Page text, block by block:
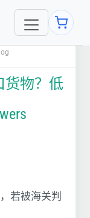
货物？低
若被海关判